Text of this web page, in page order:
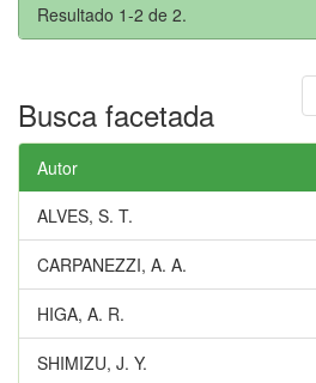
Resultado 1-2 de 2.
Busca facetada
Autor
ALVES, S. T.
CARPANEZZI, A. A.
HIGA, A. R.
SHIMIZU, J. Y.